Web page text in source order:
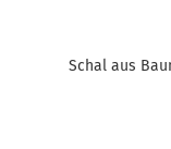
Schal aus